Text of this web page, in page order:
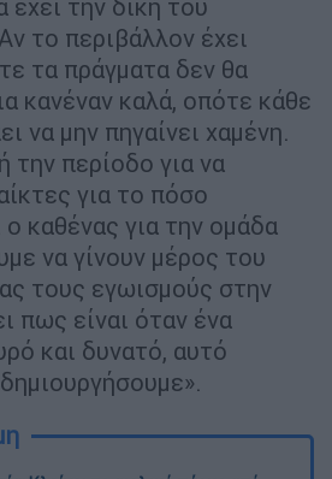
έχει την δική του
το περιβάλλον έχει
τα πράγματα δεν θα
κανέναν καλά, οπότε κάθε
να μην πηγαίνει χαμένη.
περίοδο για να
για το πόσο
ο καθένας για την ομάδα
να γίνουν μέρος του
τους εγωισμούς στην
πως είναι όταν ένα
και δυνατό, αυτό